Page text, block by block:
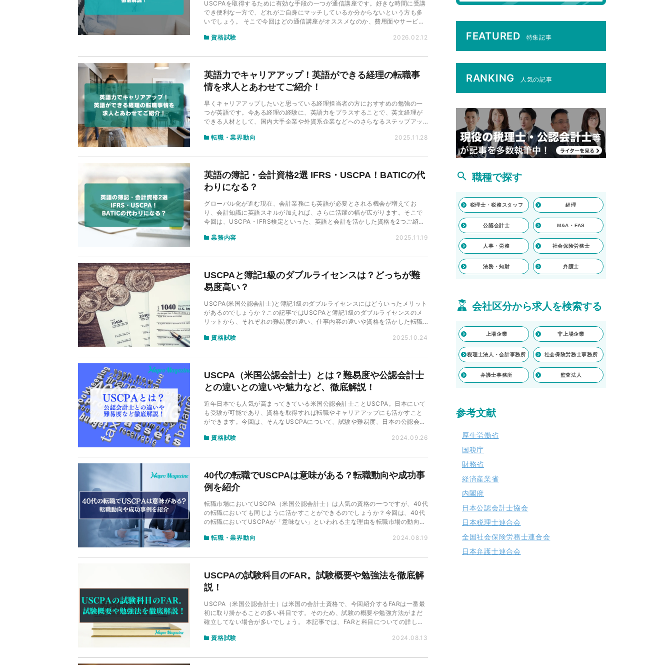
USCPAを取得するために有効な手段の一つが通信講座です。好きな時間に受講
でき便利な一方で、どれがご自身にマッチしているか分からないという方も多
いでしょう。 そこで今回はどの通信講座がオススメなのか、費用面やサービス
資格試験
2026.02.12
英語力でキャリアアップ！英語ができる経理の転職事
情を求人とあわせてご紹介！
早くキャリアアップしたいと思っている経理担当者の方におすすめの勉強の一
つが英語です。今ある経理の経験に、英語力をプラスすることで、英文経理が
できる人材として、国内大手企業や外資系企業などへのさらなるステップアッ
ついて解説します。
転職・業界動向 2025.11.28
英語の簿記・会計資格2選 IFRS・USCPA！BATICの代
わりになる？
グローバル化が進む現在、会計業務にも英語が必要とされる機会が増えてお
り、会計知識に英語スキルが加えれば、さらに活躍の幅が広がります。そこで
今回は、USCPA・IFRS検定といった、英語と会計を活かした資格を2つご紹介
業務内容
2025.11.19
USCPAと簿記1級のダブルライセンスは？どっちが難
易度高い？
USCPA(米国公認会計士)と簿記1級のダブルライセンスにはどういったメリット
があるのでしょうか？この記事ではUSCPAと簿記1級のダブルライセンスのメ
リットから、それぞれの難易度の違い、仕事内容の違いや資格を活かした転職
資格試験
2025.10.24
USCPA（米国公認会計士）とは？難易度や公認会計士
との違いとの違いや魅力など、徹底解説！
近年日本でも人気が高まってきている米国公認会計士ことUSCPA。日本にいて
も受験が可能であり、資格を取得すれば転職やキャリアアップにも活かすこと
ができます。今回は、そんなUSCPAについて、試験や難易度、日本の公認会計
資格試験
2024.09.26
40代の転職でUSCPAは意味がある？転職動向や成功事
例を紹介
転職市場においてUSCPA（米国公認会計士）は人気の資格の一つですが、40代
の転職においても同じように活かすことができるのでしょうか？今回は、40代
の転職においてUSCPAが「意味ない」といわれる主な理由を転職市場の動向と
転職・業界動向
2024.08.19
USCPAの試験科目のFAR。試験概要や勉強法を徹底解
説！
USCPA（米国公認会計士）は米国の会計士資格で、今回紹介するFARは一番最
初に取り掛かることの多い科目です。そのため、試験の概要や勉強方法がまだ
確立してない場合が多いでしょう。 本記事では、FARと科目についての詳しい
資格試験
2024.08.13
FEATURED 特集記事
RANKING 人気の記事
職種で探す
税理士・税務スタッフ 経理
公認会計士 M&A・FAS
人事・労務 社会保険労務士
法務・知財 弁護士
会社区分から求人を検索する
上場企業 非上場企業
税理士法人・会計事務所 社会保険労務士事務所
弁護士事務所 監査法人
参考文献
厚生労働省
国税庁
財務省
経済産業省
内閣府
日本公認会計士協会
日本税理士連合会
全国社会保険労務士連合会
日本弁護士連合会